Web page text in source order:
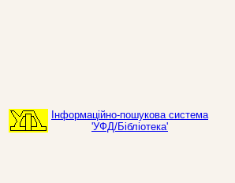
Інформаційно-пошукова система
'УФД/Бібліотека'